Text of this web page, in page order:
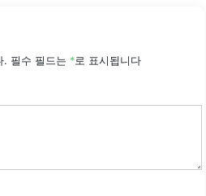
. 필수 필드는 *로 표시됩니다